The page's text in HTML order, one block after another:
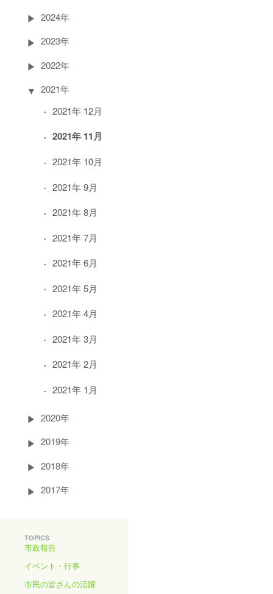
2024年
2023年
2022年
2021年
2021年 12月
2021年 11月
2021年 10月
2021年 9月
2021年 8月
2021年 7月
2021年 6月
2021年 5月
2021年 4月
2021年 3月
2021年 2月
2021年 1月
2020年
2019年
2018年
2017年
TOPICS
市政報告
イベント・行事
市民の皆さんの活躍